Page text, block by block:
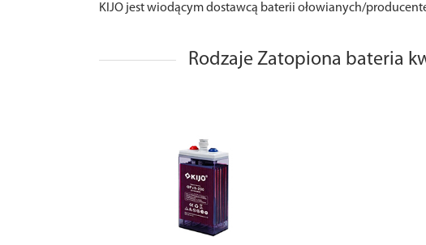
KIJO jest wiodącym dostawcą baterii ołowianych/
Rodzaje Zatopiona bateria